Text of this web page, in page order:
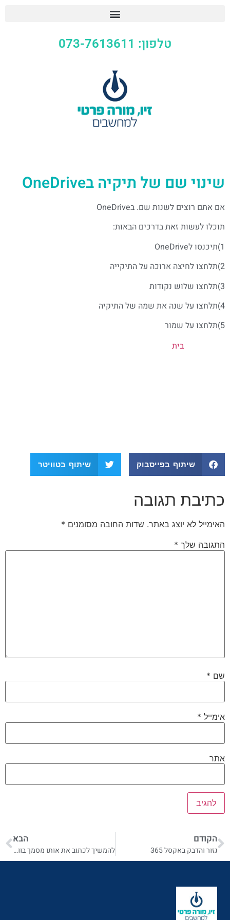
טלפון: 073-7613611
שינוי שם של תיקיה בOneDrive
אם אתם רוצים לשנות שם. בOneDrive
תוכלו לעשות זאת בדרכים הבאות:
1)תיכנסו לOneDrive
2)תלחצו לחיצה ארוכה על התיקייה
3)תלחצו שלוש נקודות
4)תלחצו על שנה את שמה של התיקיה
5)תלחצו על שמור
בית
שיתוף בפייסבוק שיתוף בטוויטר
כתיבת תגובה
האימייל לא יוצג באתר. שדות החובה מסומנים *
התגובה שלך *
שם *
אימייל *
אתר
הקודם
גזור והדבק באקסל 365
הבא
להמשיך לכתוב את אותו מסמך בוורד 365